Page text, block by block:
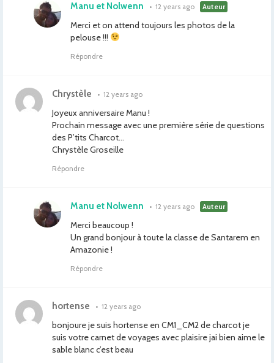
Manu et Nolwenn • 12 years ago Auteur
Merci et on attend toujours les photos de la
pelouse !!!
Répondre
Chrystèle • 12 years ago
Joyeux anniversaire Manu !
Prochain message avec une première série de questions
des P’tits Charcot…
Chrystèle Groseille
Répondre
Manu et Nolwenn • 12 years ago Auteur
Merci beaucoup !
Un grand bonjour à toute la classe de Santarem en
Amazonie !
Répondre
hortense • 12 years ago
bonjoure je suis hortense en CM1_CM2 de charcot je
suis votre carnet de voyages avec plaisire jai bien aime le
sable blanc c’est beau